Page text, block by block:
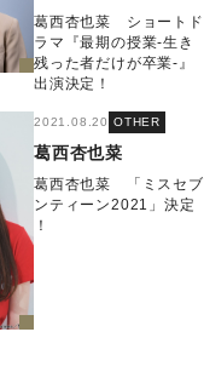
葛西杏也菜 ショートド
ラマ『最期の授業-生き
残った者だけが卒業-』
出演決定！
2021.08.20 OTHER
葛西杏也菜
葛西杏也菜 「ミスセブ
ンティーン2021」決定
！